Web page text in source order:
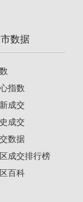
数据
指数
成交
成交
数据
成交排行榜
百科